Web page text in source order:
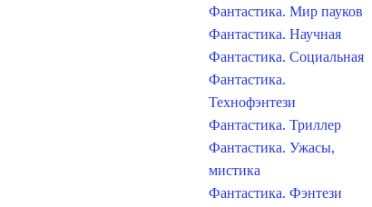
Фантастика. Мир пауков
Фантастика. Научная
Фантастика. Социальная
Фантастика.
Технофэнтези
Фантастика. Триллер
Фантастика. Ужасы,
мистика
Фантастика. Фэнтези